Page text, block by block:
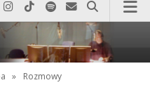
prostu do nas zadzwoń
nas na Facebook-u
Odwiedź nas na X
Odwiedź nas na Instagram-ie
Odwiedź nas na TikTok-u
Szukaj nas na Spotify
Wyślij do nas
Szukaj
» Rozmowy